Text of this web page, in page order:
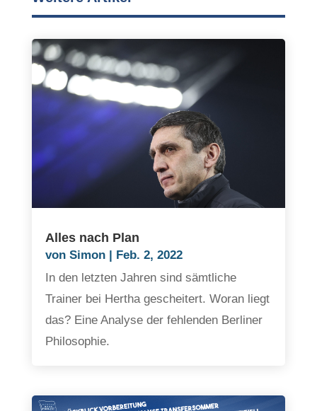
Alles nach Plan
von Simon|
Feb. 2, 2022
In den letzten Jahren sind sämtliche
Trainer bei Hertha gescheitert. Woran liegt
das? Eine Analyse der fehlenden Berliner
Philosophie.